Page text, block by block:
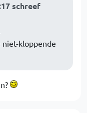
schreef
niet-kloppende